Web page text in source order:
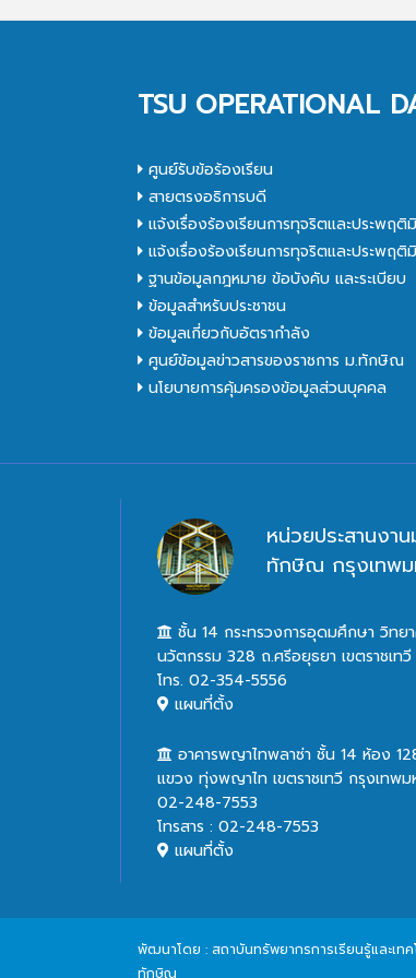
TSU OPERATIONAL
ศูนย์รับข้อร้องเรียน
สายตรงอธิการบดี
แจ้งเรื่องร้องเรียนการทุจริตและประพฤติ
แจ้งเรื่องร้องเรียนการทุจริตและประพฤติ
ฐานข้อมูลกฎหมาย ข้อบังคับ และระเบียบ
ข้อมูลสำหรับประชาชน
ข้อมูลเกี่ยวกับอัตรากำลัง
ศูนย์ข้อมูลข่าวสารของราชการ ม.ทักษิณ
นโยบายการคุ้มครองข้อมูลส่วนบุคคล
หน่วยประสานงา
ทักษิณ กรุงเทพม
ชั้น 14 กระทรวงการอุดมศึกษา วิทย
นวัตกรรม 328 ถ.ศรีอยุธยา เขตราชเท
โทร. 02-354-5556
แผนที่ตั้ง
อาคารพญาไทพลาซ่า ชั้น 14 ห้อง
แขวง ทุ่งพญาไท เขตราชเทวี กรุงเทพ
02-248-7553
โทรสาร : 02-248-7553
แผนที่ตั้ง
พัฒนาโดย : สถาบันทรัพยากรการเรียนรู้และเท
ทักษิณ